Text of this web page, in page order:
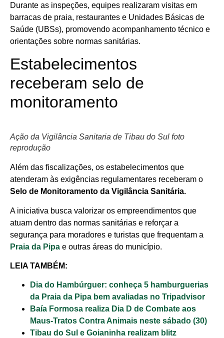
Durante as inspeções, equipes realizaram visitas em
barracas de praia, restaurantes e Unidades Básicas de
Saúde (UBSs), promovendo acompanhamento técnico e
orientações sobre normas sanitárias.
Estabelecimentos
receberam selo de
monitoramento
Ação da Vigilância Sanitaria de Tibau do Sul foto
reprodução
Além das fiscalizações, os estabelecimentos que
atenderam às exigências regulamentares receberam o
Selo de Monitoramento da Vigilância Sanitária.
A iniciativa busca valorizar os empreendimentos que
atuam dentro das normas sanitárias e reforçar a
segurança para moradores e turistas que frequentam a
Praia da Pipa e outras áreas do município.
LEIA TAMBÉM:
Dia do Hambúrguer: conheça 5 hamburguerias
da Praia da Pipa bem avaliadas no Tripadvisor
Baía Formosa realiza Dia D de Combate aos
Maus-Tratos Contra Animais neste sábado (30)
Tibau do Sul e Goianinha realizam blitz